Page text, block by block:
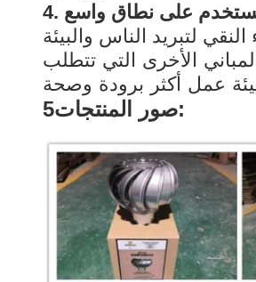
تستخدم على نطاق واسع
لتبريد الناس والبيئة
الأخرى التي تتطلب
5صور المنتجات: